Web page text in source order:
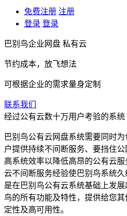
免费注册 注册
登录 登录
巴别鸟企业网盘 私有云
节约成本，放飞想法
可根据企业的需求量身定制
联系我们
经过公有云数十万用户考验的系统
巴别鸟公有云网盘系统需要同时
户提供持续不间断服务、要挡住
高系统效率以降低高昂的公有云
云不间断服务经验使巴别鸟系统
是在巴别鸟公有云系统基础上发
鸟的所有功能及特性，提供给您
定性及高可用性。